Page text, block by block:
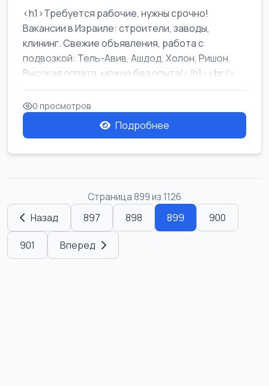
<h1>Требуется рабочие, нужны срочно!
Вакансии в Израиле: строители, заводы,
клининг. Свежие объявления, работа с
подвозкой: Тель-Авив, Ашдод, Холон, Ришон.
Высокая оплата, можно без опыта!</h1><br />
...
0 просмотров
Подробнее
Страница 899 из 1126
Назад 897 898 899 900
901 Вперед